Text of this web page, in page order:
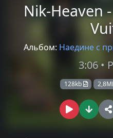
Nik-Heaven
Альбом: Наедине с
3:06 •
128kb